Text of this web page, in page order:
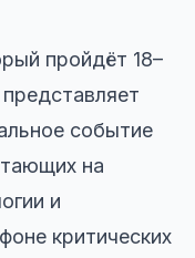
пройдёт 18–
событие
на
и
критических